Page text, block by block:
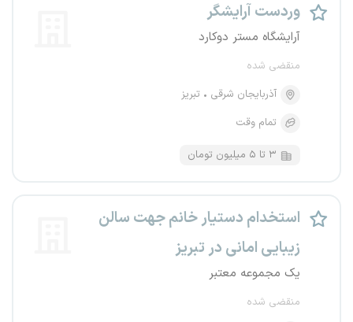
وردست آرایشگر
آرایشگاه مستر دوکارد
منقضی شده
آذربایجان شرقی
تبریز
تمام وقت
۳ تا ۵ میلیون تومان
استخدام دستیار خانم جهت سالن
زیبایی امانی در تبریز
یک مجموعه معتبر
منقضی شده